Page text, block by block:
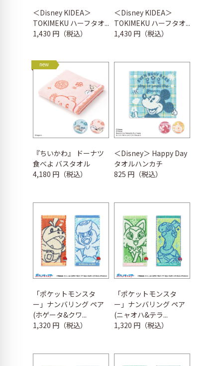
＜Disney KIDEA＞
TOKIMEKU ハーフタオ...
1,430 円（税込）
＜Disney KIDEA＞
TOKIMEKU ハーフタオ...
1,430 円（税込）
new
『ちいかわ』 ドーナツ
食べよ バスタオル
4,180 円（税込）
＜Disney＞ Happy Day
タオルハンカチ
825 円（税込）
「ポケットモンスタ
ー」ナンバリング ペア
(ホゲータ&クワ...
1,320 円（税込）
「ポケットモンスタ
ー」ナンバリング ペア
(ニャオハ&テラ...
1,320 円（税込）